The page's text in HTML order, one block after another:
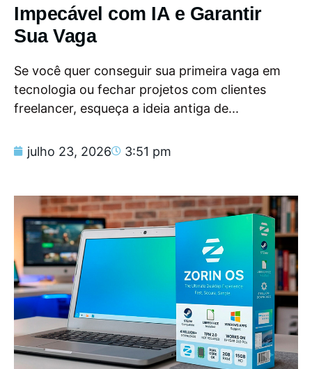
Impecável com IA e Garantir
Sua Vaga
Se você quer conseguir sua primeira vaga em
tecnologia ou fechar projetos com clientes
freelancer, esqueça a ideia antiga de...
julho 23, 2026 3:51 pm